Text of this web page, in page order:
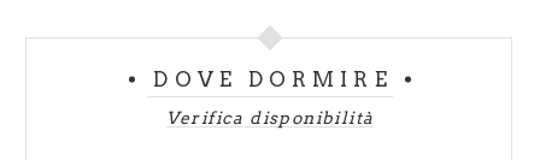
DOVE DORMIRE
Verifica disponibilità